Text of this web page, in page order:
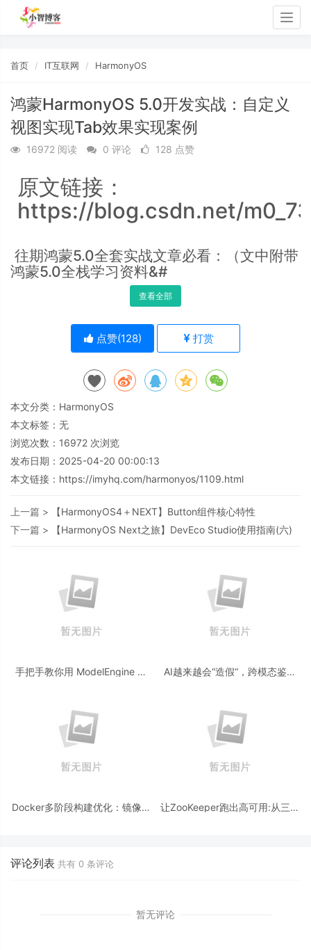
首页 IT互联网 HarmonyOS
鸿蒙HarmonyOS 5.0开发实战：自定义
视图实现Tab效果实现案例
16972 阅读 0 评论 128 点赞
原文链接：
https://blog.csdn.net/
往期鸿蒙5.0全套实战文章必看：（文中附带
鸿蒙5.0全栈学习资料&#
查看全部
点赞(128) 打赏
本文分类： HarmonyOS
本文标签：无
浏览次数： 16972 次浏览
发布日期：2025-04-20 00:00:13
本文链接： https://imyhq.com/harmonyos/1109.html
上一篇 >
【HarmonyOS4＋NEXT】Button组件核心特性
下一篇 >
【HarmonyOS Next之旅】DevEco Studio使用指南(六)
手把手教你用 ModelEngine 打
AI越来越会“造假“，跨模态鉴伪
Docker多阶段构建优化：镜像体
让ZooKeeper跑出高可用:从三节
评论列表 共有 0 条评论
暂无评论